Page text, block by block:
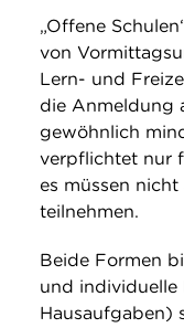
„Offene
von
Lern- und
die Anmeldung
gewöhnlich
verpflichtet nur
es müssen
teilnehmen.
Beide Formen
und individuelle
Hausaufgaben)